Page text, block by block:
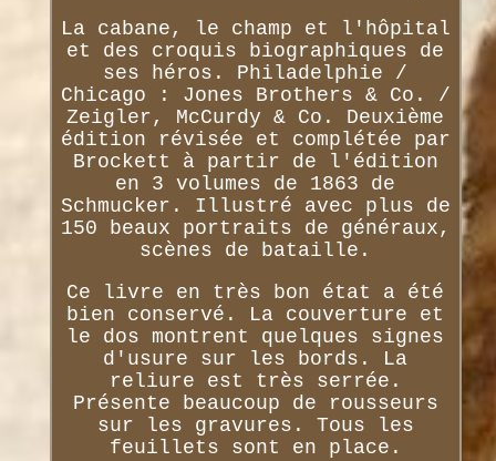
La cabane, le champ et l'hôpital
et des croquis biographiques de
ses héros. Philadelphie /
Chicago : Jones Brothers & Co. /
Zeigler, McCurdy & Co. Deuxième
édition révisée et complétée par
Brockett à partir de l'édition
en 3 volumes de 1863 de
Schmucker. Illustré avec plus de
150 beaux portraits de généraux,
scènes de bataille.
Ce livre en très bon état a été
bien conservé. La couverture et
le dos montrent quelques signes
d'usure sur les bords. La
reliure est très serrée.
Présente beaucoup de rousseurs
sur les gravures. Tous les
feuillets sont en place.